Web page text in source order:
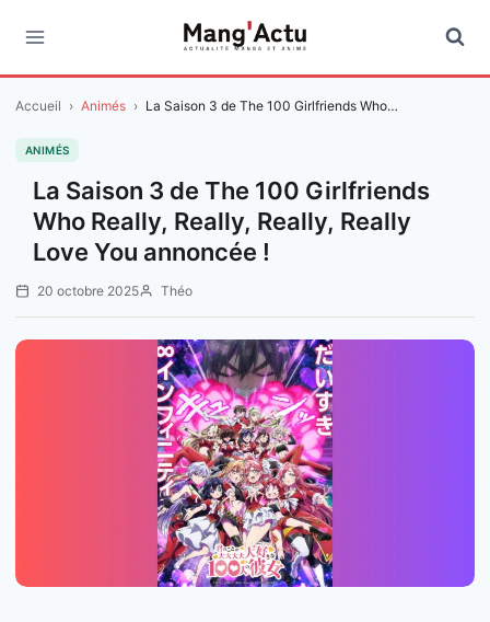
contenu
Accueil › Animés › La Saison 3 de The 100 Girlfriends Who…
ANIMÉS
La Saison 3 de The 100 Girlfriends
Who Really, Really, Really, Really
Love You annoncée !
20 octobre 2025 Théo